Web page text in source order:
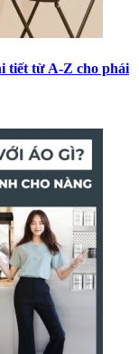
tiết từ A-Z cho phái